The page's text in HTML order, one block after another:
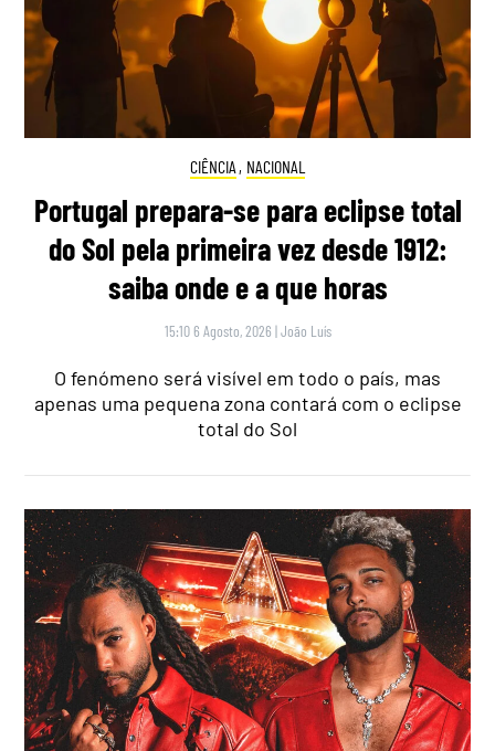
CIÊNCIA , NACIONAL
Portugal prepara-se para eclipse total
do Sol pela primeira vez desde 1912:
saiba onde e a que horas
15:10 6 Agosto, 2026 |João Luís
O fenómeno será visível em todo o país, mas
apenas uma pequena zona contará com o eclipse
total do Sol